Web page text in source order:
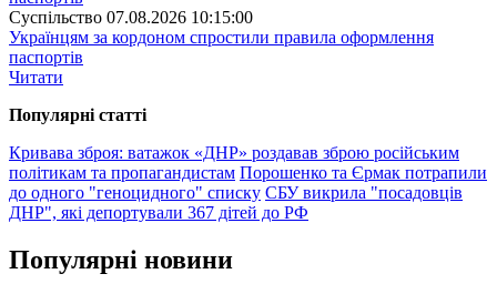
Суспiльство 07.08.2026 10:15:00
Українцям за кордоном спростили правила оформлення
паспортів
Читати
Популярнi статтi
Кривава зброя: ватажок «ДНР» роздавав зброю російським
політикам та пропагандистам Порошенко та Єрмак потрапили
до одного "геноцидного" списку СБУ викрила "посадовців
ДНР", які депортували 367 дітей до РФ
Популярнi новини